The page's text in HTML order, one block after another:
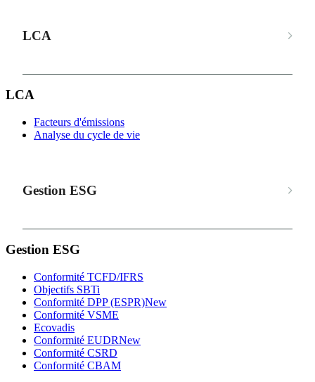
LCA
LCA
Facteurs d'émissions
Analyse du cycle de vie
Gestion ESG
Gestion ESG
Conformité TCFD/IFRS
Objectifs SBTi
Conformité DPP (ESPR)New
Conformité VSME
Ecovadis
Conformité EUDRNew
Conformité CSRD
Conformité CBAM